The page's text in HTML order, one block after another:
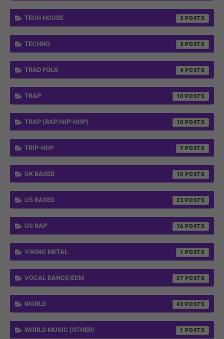
TECH HOUSE 3
TECHNO 3
TRAD FOLK 4
TRAP 10
TRAP (RAP/HIP-HOP) 10
TRIP-HOP 7
UK BASED 10
US BASED 23
US RAP 16
VIKING METAL 1
VOCAL DANCE/EDM 27
WORLD 43
WORLD MUSIC (OTHER) 1